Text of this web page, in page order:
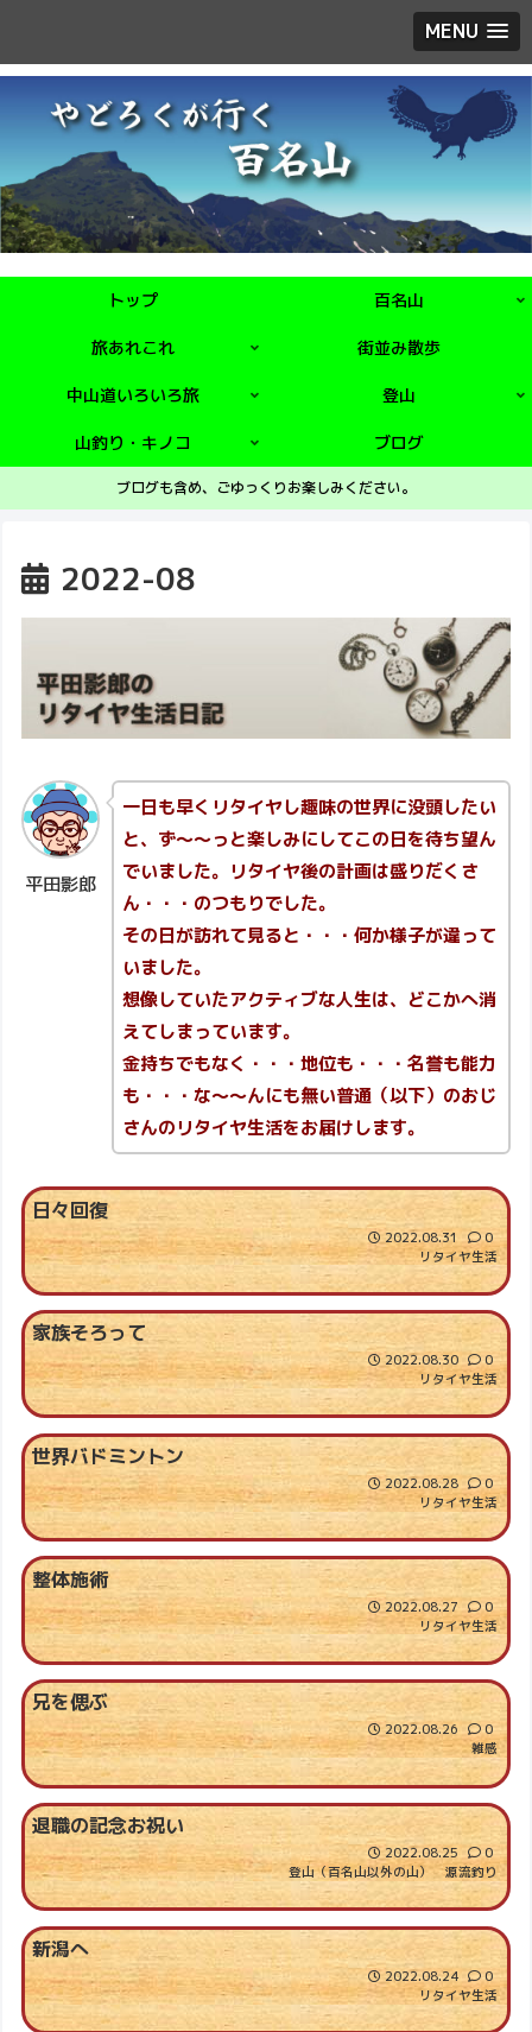
MENU
トップ 百名山
旅あれこれ 街並み散歩
中山道いろいろ旅 登山
山釣り・キノコ ブログ
ブログも含め、ごゆっくりお楽しみください。
2022-08
平田影郎
一日も早くリタイヤし趣味の世界に没頭したい
と、ず～～っと楽しみにしてこの日を待ち望ん
でいました。リタイヤ後の計画は盛りだくさ
ん・・・のつもりでした。
その日が訪れて見ると・・・何か様子が違って
いました。
想像していたアクティブな人生は、どこかへ消
えてしまっています。
金持ちでもなく・・・地位も・・・名誉も能力
も・・・な～～んにも無い普通（以下）のおじ
さんのリタイヤ生活をお届けします。
日々回復
2022.08.31
0
リタイヤ生活
家族そろって
2022.08.30
0
リタイヤ生活
世界バドミントン
2022.08.28
0
リタイヤ生活
整体施術
2022.08.27
0
リタイヤ生活
兄を偲ぶ
2022.08.26
0
雑感
退職の記念お祝い
2022.08.25
0
登山（百名山以外の山）
源流釣り
新潟へ
2022.08.24
0
リタイヤ生活